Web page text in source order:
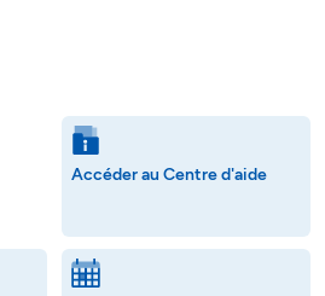
Accéder au Centre d'aide